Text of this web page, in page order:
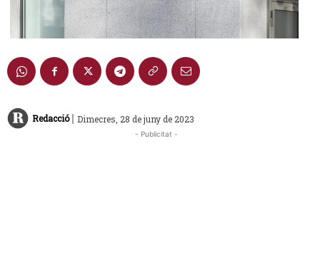
Redacció | Dimecres, 28 de juny de 2023
- Publicitat -